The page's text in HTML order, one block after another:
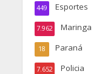
Esportes
449
Maringa
7.962
Paraná
18
Policia
7.652